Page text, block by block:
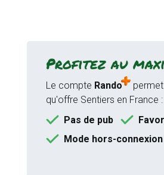
Profitez au
Le compte Rando
qu'offre Sentiers en France :
Pas de pub
Mode hors-connexion